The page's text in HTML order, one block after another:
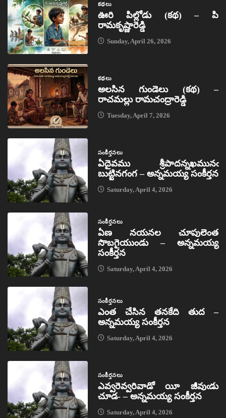
కథలు
ఊరి పిల్లోడు (కథ) – పి
రామకృష్ణారెడ్డి
Sunday, April 26, 2026
కథలు
అలసిన గుండెలు (కథ) –
రాచమల్లు రామచంద్రారెడ్డి
Tuesday, April 7, 2026
సంకీర్తనలు
ఏదైవము శ్రీపాదన్నఖమునఁ
బుట్టినగంగ – అన్నమయ్య సంకీర్తన
Saturday, April 4, 2026
సంకీర్తనలు
ఏణ నయనల చూపులెంత
సొబగైయుండు – అన్నమయ్య
సంకీర్తన
Saturday, April 4, 2026
సంకీర్తనలు
ఎంత చేసిన తనకేది తుద –
అన్నమయ్య సంకీర్తన
Saturday, April 4, 2026
సంకీర్తనలు
ఎవ్వరెవ్వరివాడో యీ జీవుఁడు
చూడ- – అన్నమయ్య సంకీర్తన
Saturday, April 4, 2026